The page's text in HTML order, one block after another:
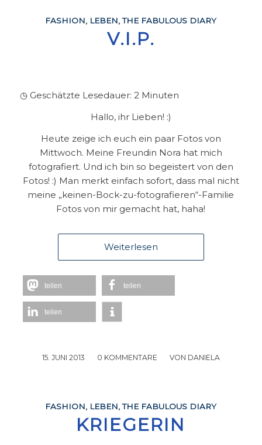
FASHION, LEBEN,THE FABULOUS DIARY
V.I.P.
◷ Geschätzte Lesedauer: 2 Minuten
Hallo, ihr Lieben! :)
Heute zeige ich euch ein paar Fotos von
Mittwoch. Meine Freundin Nora hat mich
fotografiert. Und ich bin so begeistert von den
Fotos! :) Man merkt einfach sofort, dass mal nicht
meine „keinen-Bock-zu-fotografieren“-Familie
Fotos von mir gemacht hat, haha!
Weiterlesen
teilen teilen
teilen
15. JUNI 2013
/ 0 KOMMENTARE
/ VON DANIELA
FASHION, LEBEN,THE FABULOUS DIARY
KRIEGERIN